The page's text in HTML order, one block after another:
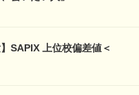
SAPIX 上位校偏差値＜